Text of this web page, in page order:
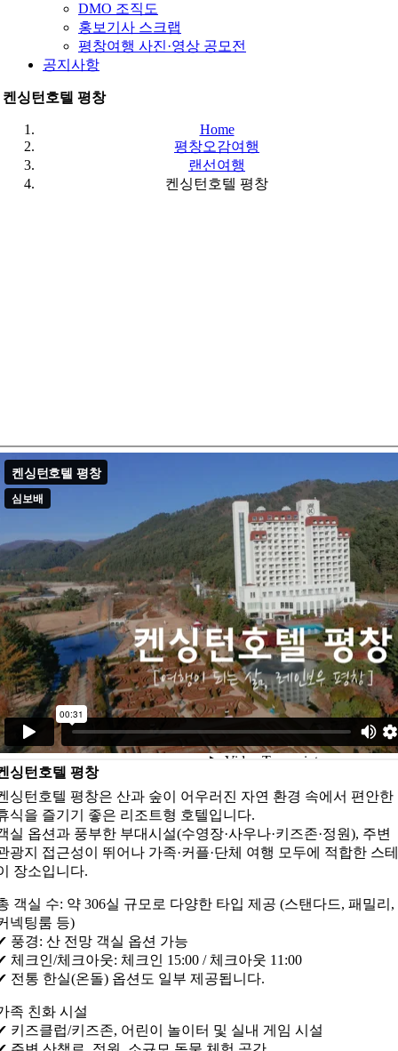
DMO 조직도
홍보기사 스크랩
평창여행 사진·영상 공모전
공지사항
켄싱턴호텔 평창
Home
평창오감여행
랜선여행
켄싱턴호텔 평창
싱턴호텔 평창
싱턴호텔 평창은 산과 숲이 어우러진 자연 환경 속에서 편안한
식을 즐기기 좋은 리조트형 호텔입니다.
실 옵션과 풍부한 부대시설(수영장·사우나·키즈존·정원), 주변
광지 접근성이 뛰어나 가족·커플·단체 여행 모두에 적합한 스테
장소입니다.
객실 수: 약 306실 규모로 다양한 타입 제공 (스탠다드, 패밀리,
넥팅룸 등)
풍경: 산 전망 객실 옵션 가능
체크인/체크아웃: 체크인 15:00 / 체크아웃 11:00
전통 한실(온돌) 옵션도 일부 제공됩니다.
족 친화 시설
키즈클럽/키즈존, 어린이 놀이터 및 실내 게임 시설